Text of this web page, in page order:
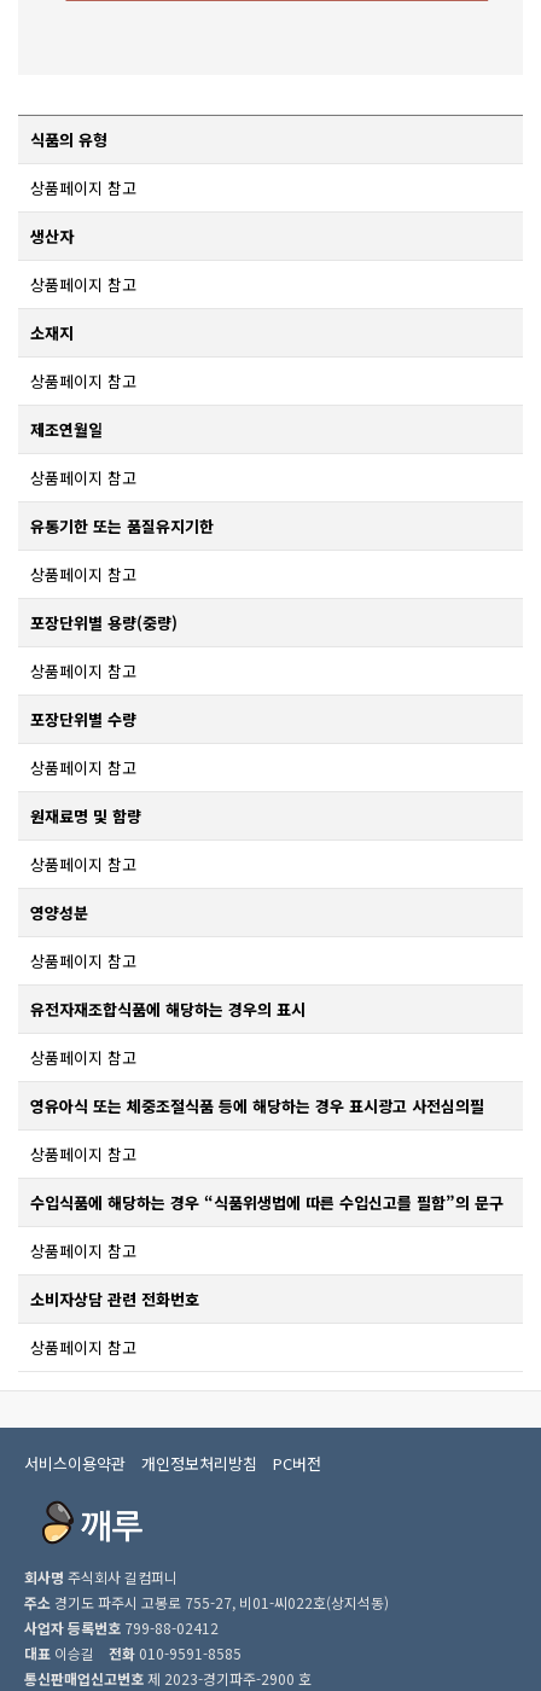
식품의 유형
상품페이지 참고
생산자
상품페이지 참고
소재지
상품페이지 참고
제조연월일
상품페이지 참고
유통기한 또는 품질유지기한
상품페이지 참고
포장단위별 용량(중량)
상품페이지 참고
포장단위별 수량
상품페이지 참고
원재료명 및 함량
상품페이지 참고
영양성분
상품페이지 참고
유전자재조합식품에 해당하는 경우의 표시
상품페이지 참고
영유아식 또는 체중조절식품 등에 해당하는 경우 표시광고 사전심의필
상품페이지 참고
수입식품에 해당하는 경우 “식품위생법에 따른 수입신고를 필함”의 문구
상품페이지 참고
소비자상담 관련 전화번호
상품페이지 참고
서비스이용약관 개인정보처리방침 PC버전
회사명 주식회사 길컴퍼니
주소 경기도 파주시 고봉로 755-27, 비01-씨022호(상지석동)
사업자 등록번호 799-88-02412
대표 이승길 전화 010-9591-8585
통신판매업신고번호제 2023-경기파주-2900 호